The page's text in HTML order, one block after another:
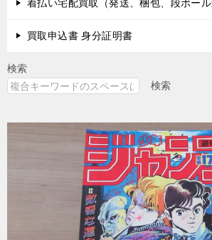
着払い宅配買取（発送、梱包、段ボール
買取申込書 身分証明書
検索
検索